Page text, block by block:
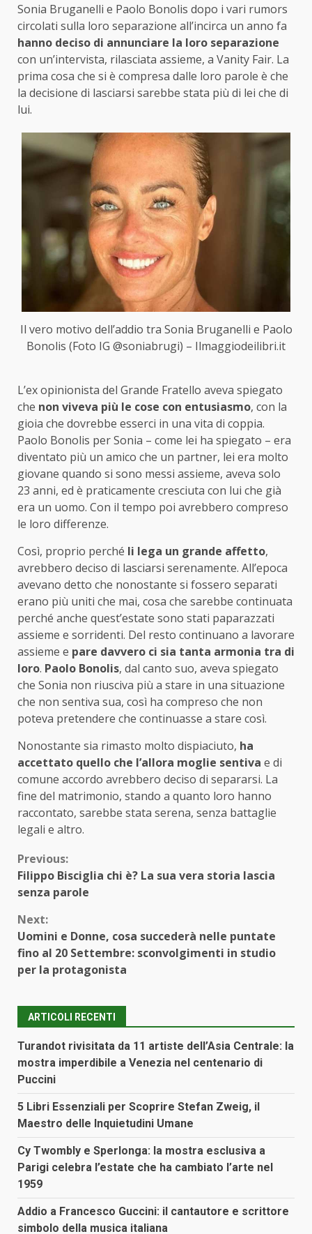
Sonia Bruganelli e Paolo Bonolis dopo i vari rumors
circolati sulla loro separazione all’incirca un anno fa
hanno deciso di annunciare la loro separazione
con un’intervista, rilasciata assieme, a Vanity Fair. La
prima cosa che si è compresa dalle loro parole è che
la decisione di lasciarsi sarebbe stata più di lei che di
lui.
Il vero motivo dell’addio tra Sonia Bruganelli e Paolo
Bonolis (Foto IG @soniabrugi) – Ilmaggiodeilibri.it
L’ex opinionista del Grande Fratello aveva spiegato
che non viveva più le cose con entusiasmo, con la
gioia che dovrebbe esserci in una vita di coppia.
Paolo Bonolis per Sonia – come lei ha spiegato – era
diventato più un amico che un partner, lei era molto
giovane quando si sono messi assieme, aveva solo
23 anni, ed è praticamente cresciuta con lui che già
era un uomo. Con il tempo poi avrebbero compreso
le loro differenze.
Così, proprio perché li lega un grande affetto,
avrebbero deciso di lasciarsi serenamente. All’epoca
avevano detto che nonostante si fossero separati
erano più uniti che mai, cosa che sarebbe continuata
perché anche quest’estate sono stati paparazzati
assieme e sorridenti. Del resto continuano a lavorare
assieme e pare davvero ci sia tanta armonia tra di
loro. Paolo Bonolis, dal canto suo, aveva spiegato
che Sonia non riusciva più a stare in una situazione
che non sentiva sua, così ha compreso che non
poteva pretendere che continuasse a stare così.
Nonostante sia rimasto molto dispiaciuto, ha
accettato quello che l’allora moglie sentiva e di
comune accordo avrebbero deciso di separarsi. La
fine del matrimonio, stando a quanto loro hanno
raccontato, sarebbe stata serena, senza battaglie
legali e altro.
Continue
Reading
Previous:
Filippo Bisciglia chi è? La sua vera storia lascia
senza parole
Next:
Uomini e Donne, cosa succederà nelle puntate
fino al 20 Settembre: sconvolgimenti in studio
per la protagonista
ARTICOLI RECENTI
Turandot rivisitata da 11 artiste dell’Asia Centrale: la
mostra imperdibile a Venezia nel centenario di
Puccini
5 Libri Essenziali per Scoprire Stefan Zweig, il
Maestro delle Inquietudini Umane
Cy Twombly e Sperlonga: la mostra esclusiva a
Parigi celebra l’estate che ha cambiato l’arte nel
1959
Addio a Francesco Guccini: il cantautore e scrittore
simbolo della musica italiana